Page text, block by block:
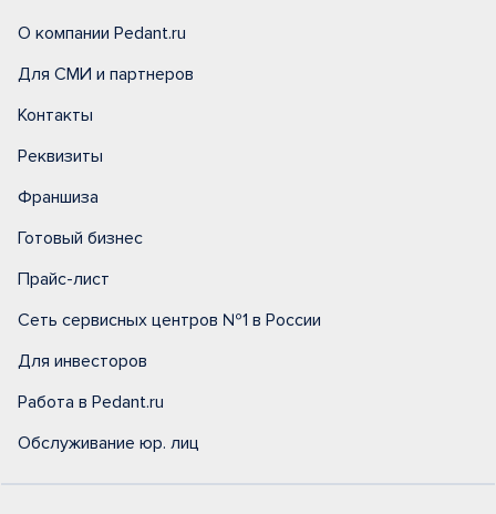
О компании Pedant.ru
Для СМИ и партнеров
Контакты
Реквизиты
Франшиза
Готовый бизнес
Прайс-лист
Сеть сервисных центров №1 в России
Для инвесторов
Работа в Pedant.ru
Обслуживание юр. лиц